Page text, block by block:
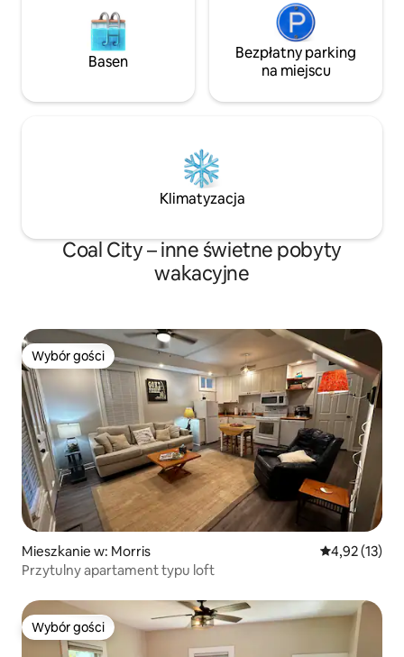
Basen
Bezpłatny parking
na miejscu
Klimatyzacja
Coal City – inne świetne pobyty
wakacyjne
Wybór gości
Wybór gości
Mieszkanie w: Morris Średnia
4,92 (13)
Przytulny apartament typu loft
Wybór gości
Wybór gości